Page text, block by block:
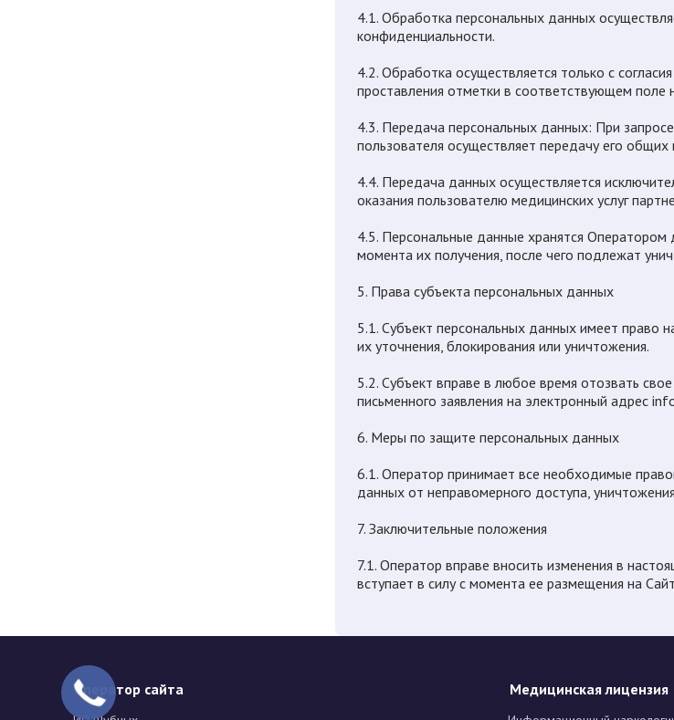
4.1. Обработка персональных данных
конфиденциальности.
4.2. Обработка осуществляется только с
проставления отметки в соответствующем поле
4.3. Передача персональных данных: При
пользователя осуществляет передачу его
4.4. Передача данных осуществляется
оказания пользователю медицинских услуг
4.5. Персональные данные хранятся
момента их получения, после чего подлежат
5. Права субъекта персональных данных
5.1. Субъект персональных данных имеет право
их уточнения, блокирования или уничтожения.
5.2. Субъект вправе в любое время отозвать
письменного заявления на электронный адрес
6. Меры по защите персональных данных
6.1. Оператор принимает все необходимые
данных от неправомерного доступа,
7. Заключительные положения
7.1. Оператор вправе вносить изменения в
вступает в силу с момента ее размещения на
Оператор сайта Медицинская лицензия